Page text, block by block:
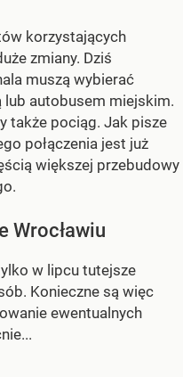
korzystających
zmiany. Dziś
muszą wybierać
autobusem miejskim.
także pociąg. Jak pisze
połączenia jest już
większej przebudowy
Wrocławiu
w lipcu tutejsze
Konieczne są więc
ewentualnych